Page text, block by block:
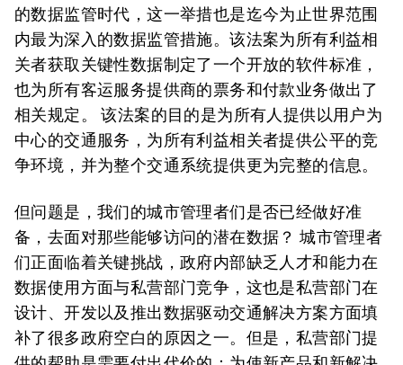
的数据监管时代，这一举措也是迄今为止世界范围
内最为深入的数据监管措施。该法案为所有利益相
关者获取关键性数据制定了一个开放的软件标准，
也为所有客运服务提供商的票务和付款业务做出了
相关规定。 该法案的目的是为所有人提供以用户为
中心的交通服务，为所有利益相关者提供公平的竞
争环境，并为整个交通系统提供更为完整的信息。
但问题是，我们的城市管理者们是否已经做好准
备，去面对那些能够访问的潜在数据？ 城市管理者
们正面临着关键挑战，政府内部缺乏人才和能力在
数据使用方面与私营部门竞争，这也是私营部门在
设计、开发以及推出数据驱动交通解决方案方面填
补了很多政府空白的原因之一。但是，私营部门提